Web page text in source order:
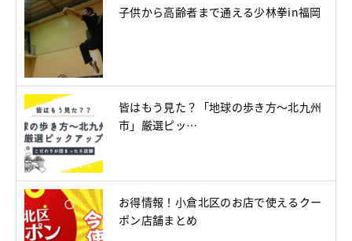
子供から高齢者まで通える少林拳in福岡
皆はもう見た？「地球の歩き方～北九州
市」厳選ピッ…
お得情報！小倉北区のお店で使えるクー
ポン店舗まとめ